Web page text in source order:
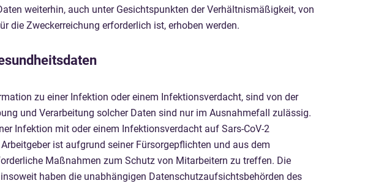
weiterhin, auch unter Gesichtspunkten der Verhältnismäßigkeit, von
die Zweckerreichung erforderlich ist, erhoben werden.
zu einer Infektion oder einem Infektionsverdacht, sind von der
und Verarbeitung solcher Daten sind nur im Ausnahmefall zulässig.
Infektion mit oder einem Infektionsverdacht auf Sars-CoV-2
ist aufgrund seiner Fürsorgepflichten und aus dem
Maßnahmen zum Schutz von Mitarbeitern zu treffen. Die
haben die unabhängigen Datenschutzaufsichtsbehörden des